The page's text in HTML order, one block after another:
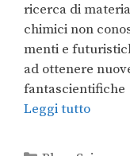
ricerca di
chimici non
menti e
ad ottenere
fantascientifiche
Leggi tutto